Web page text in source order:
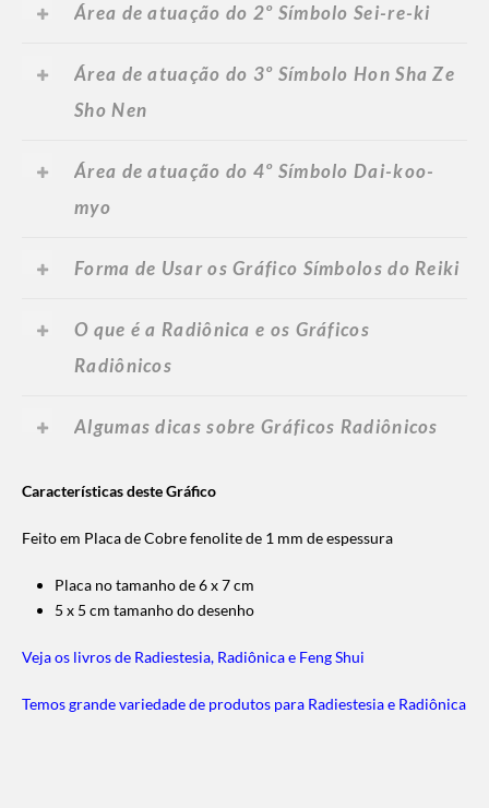
Área de atuação do 2º Símbolo Sei-re-ki
Área de atuação do 3º Símbolo Hon Sha Ze
Sho Nen
Área de atuação do 4º Símbolo Dai-koo-
myo
Forma de Usar os Gráfico Símbolos do Reiki
O que é a Radiônica e os Gráficos
Radiônicos
Algumas dicas sobre Gráficos Radiônicos
Características deste Gráfico
Feito em Placa de Cobre fenolite de 1 mm de espessura
Placa no tamanho de 6 x 7 cm
5 x 5 cm tamanho do desenho
Veja os livros de Radiestesia, Radiônica e Feng Shui
Temos grande variedade de produtos para Radiestesia e Radiônica